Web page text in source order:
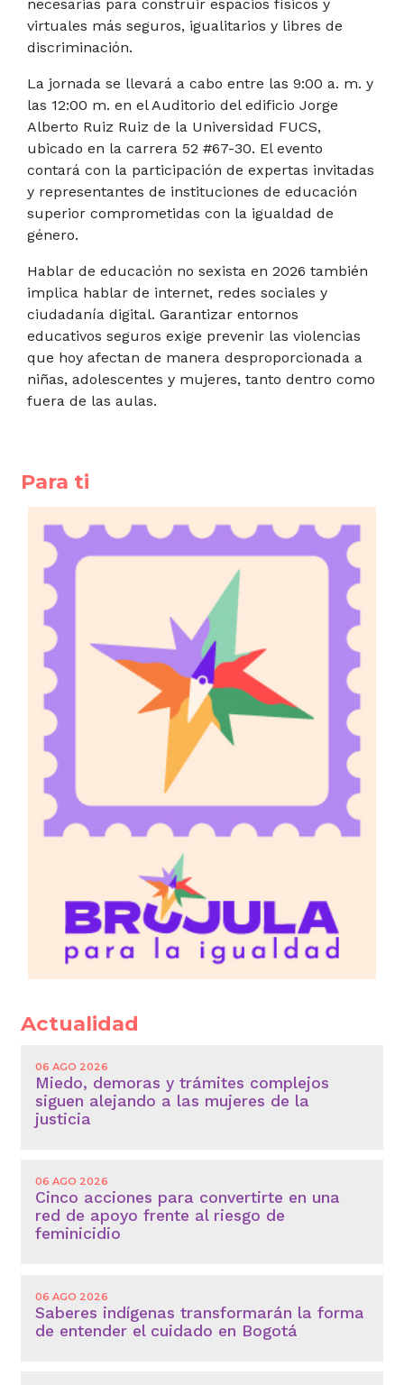
necesarias para construir espacios físicos y
virtuales más seguros, igualitarios y libres de
discriminación.
La jornada se llevará a cabo entre las 9:00 a. m. y
las 12:00 m. en el Auditorio del edificio Jorge
Alberto Ruiz Ruiz de la Universidad FUCS,
ubicado en la carrera 52 #67-30. El evento
contará con la participación de expertas invitadas
y representantes de instituciones de educación
superior comprometidas con la igualdad de
género.
Hablar de educación no sexista en 2026 también
implica hablar de internet, redes sociales y
ciudadanía digital. Garantizar entornos
educativos seguros exige prevenir las violencias
que hoy afectan de manera desproporcionada a
niñas, adolescentes y mujeres, tanto dentro como
fuera de las aulas.
Para ti
Actualidad
06 AGO 2026
Miedo, demoras y trámites complejos
siguen alejando a las mujeres de la
justicia
06 AGO 2026
Cinco acciones para convertirte en una
red de apoyo frente al riesgo de
feminicidio
06 AGO 2026
Saberes indígenas transformarán la forma
de entender el cuidado en Bogotá